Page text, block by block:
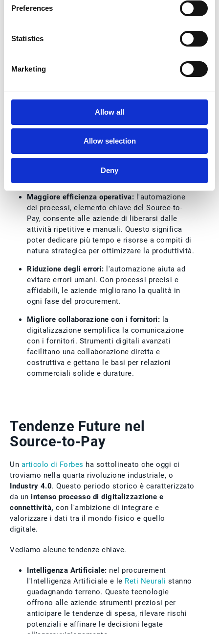
Preferences
Statistics
Marketing
Allow all
Allow selection
Deny
I Vantaggi del Source-to-
dall’implementazione di una soluzione S2P?
hanno l'opportunità di individuare con
precisione le aree in cui possono risparmiare,
Maggiore efficienza operativa: l'automazione
dei processi, elemento chiave del Source-to-
Pay, consente alle aziende di liberarsi dalle
attività ripetitive e manuali. Questo significa
poter dedicare più tempo e risorse a compiti di
natura strategica per ottimizzare la produttività.
Riduzione degli errori: l'automazione aiuta ad
evitare errori umani. Con processi precisi e
affidabili, le aziende migliorano la qualità in
ogni fase del procurement.
Migliore collaborazione con i fornitori: la
digitalizzazione semplifica la comunicazione
con i fornitori. Strumenti digitali avanzati
facilitano una collaborazione diretta e
costruttiva e gettano le basi per relazioni
commerciali solide e durature.
Tendenze Future nel
Source-to-Pay
Un articolo di Forbes ha sottolineato che oggi ci
troviamo nella quarta rivoluzione industriale, o
Industry 4.0. Questo periodo storico è caratterizzato
da un intenso processo di digitalizzazione e
connettività, con l'ambizione di integrare e
valorizzare i dati tra il mondo fisico e quello
digitale.
Vediamo alcune tendenze chiave.
Intelligenza Artificiale: nel procurement
l'Intelligenza Artificiale e le Reti Neurali stanno
guadagnando terreno. Queste tecnologie
offrono alle aziende strumenti preziosi per
anticipare le tendenze di spesa, rilevare rischi
potenziali e affinare le decisioni legate